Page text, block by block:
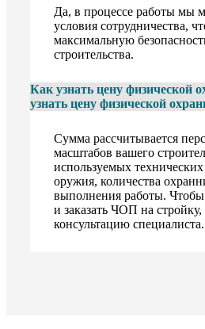
Да, в процессе работы мы
условия сотрудничества,
максимальную
строительства.
Как узнать цену физической
узнать цену физической
Сумма рассчитывается
масштабов вашего
используемых технических
оружия, количества
выполнения работы. Чтобы
и заказать ЧОП на стройку,
консультацию специалиста.